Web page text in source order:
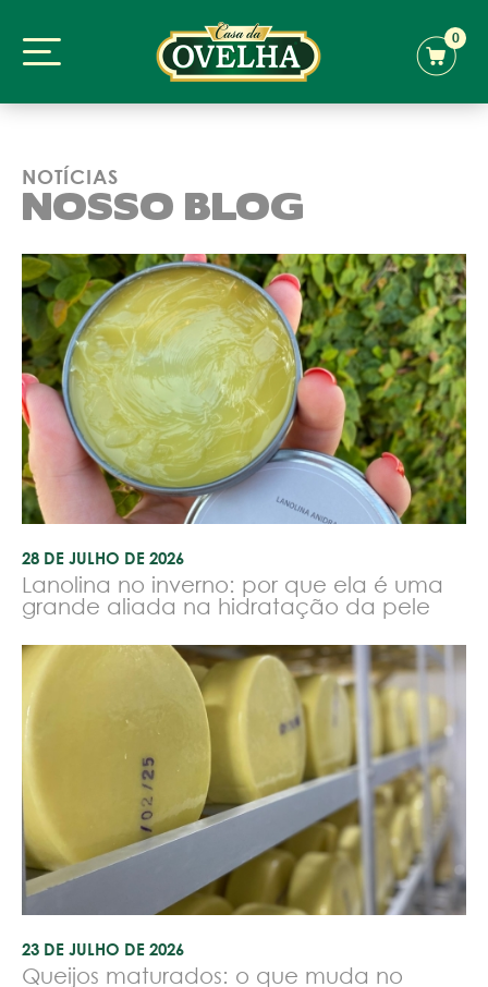
0
NOTÍCIAS
NOSSO BLOG
28 DE JULHO DE 2026
Lanolina no inverno: por que ela é uma
grande aliada na hidratação da pele
23 DE JULHO DE 2026
Queijos maturados: o que muda no